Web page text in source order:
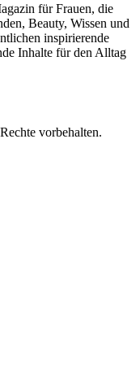
für Frauen, die
Beauty, Wissen und
inspirierende
Inhalte für den Alltag
vorbehalten.